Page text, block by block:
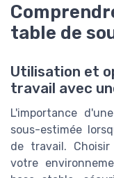
table de
Utilisation et
travail avec
L'importance
sous-estimée
de travail.
votre